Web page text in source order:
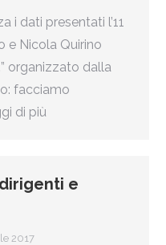
i dati presentati l’11
e Nicola Quirino
organizzato dalla
facciamo
di più
e
2017